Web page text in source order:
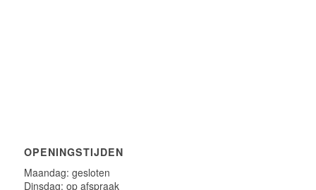
OPENINGSTIJDEN
Maandag: gesloten
Dinsdag: op afspraak